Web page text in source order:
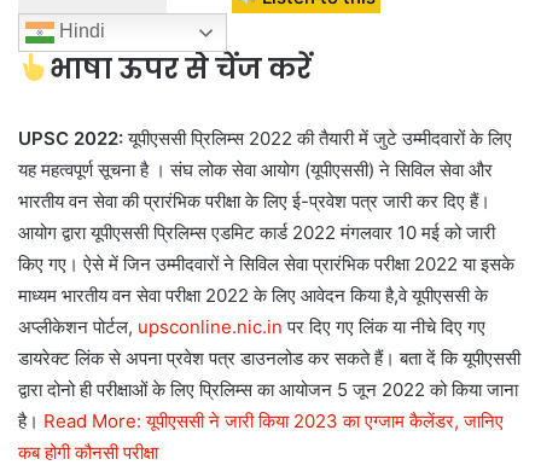
Hindi
भाषा ऊपर से चेंज करें
UPSC 2022:यूपीएससी प्रिलिम्स 2022 की तैयारी में जुटे उम्मीदवारों के लिए
यह महत्वपूर्ण सूचना है । संघ लोक सेवा आयोग (यूपीएससी) ने सिविल सेवा और
भारतीय वन सेवा की प्रारंभिक परीक्षा के लिए ई-प्रवेश पत्र जारी कर दिए हैं।
आयोग द्वारा यूपीएससी प्रिलिम्स एडमिट कार्ड 2022 मंगलवार 10 मई को जारी
किए गए। ऐसे में जिन उम्मीदवारों ने सिविल सेवा प्रारंभिक परीक्षा 2022 या इसके
माध्यम भारतीय वन सेवा परीक्षा 2022 के लिए आवेदन किया है,वे यूपीएससी के
अप्लीकेशन पोर्टल, upsconline.nic.in पर दिए गए लिंक या नीचे दिए गए
डायरेक्ट लिंक से अपना प्रवेश पत्र डाउनलोड कर सकते हैं। बता दें कि यूपीएससी
द्वारा दोनो ही परीक्षाओं के लिए प्रिलिम्स का आयोजन 5 जून 2022 को किया जाना
है। Read More: यूपीएससी ने जारी किया 2023 का एग्जाम कैलेंडर, जानिए
कब होगी कौनसी परीक्षा